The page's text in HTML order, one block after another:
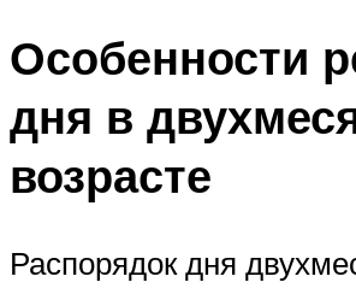
Особенности
дня в
возрасте
Распорядок дня